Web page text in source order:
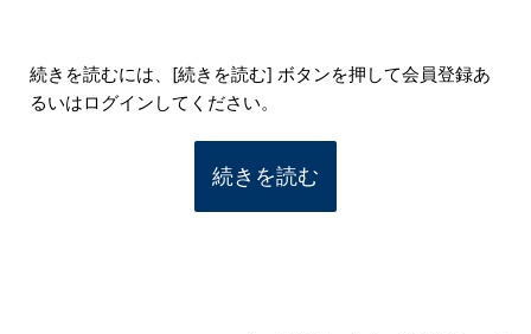
続きを読むには、[続きを読む] ボタンを押して会員登録あ
るいはログインしてください。
続きを読む